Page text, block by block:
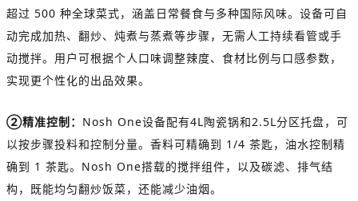
超过 500 种全球菜式，涵盖日常餐食与多种国际风味。设备可自
动完成加热、翻炒、炖煮与蒸煮等步骤，无需人工持续看管或手
动搅拌。用户可根据个人口味调整辣度、食材比例与口感参数，
实现更个性化的出品效果。
②精准控制： Nosh One设备配有4L陶瓷锅和2.5L分区托盘，可
以按步骤投料和控制分量。香料可精确到 1/4 茶匙，油水控制精
确到 1 茶匙。Nosh One搭载的搅拌组件，以及碳滤、排气结
构，既能均匀翻炒饭菜，还能减少油烟。